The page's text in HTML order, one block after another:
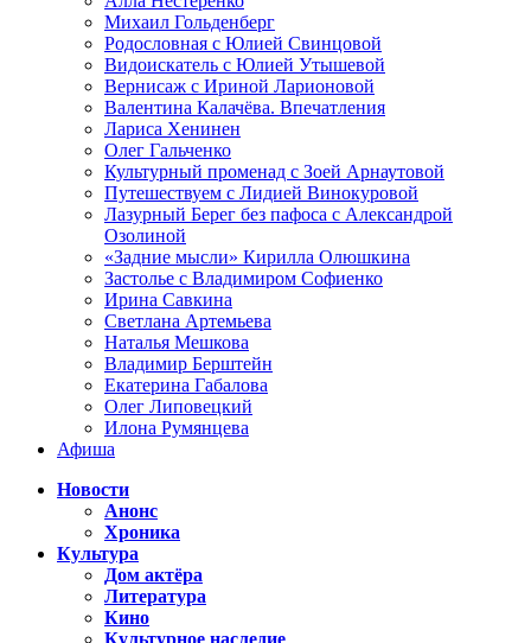
Михаил Гольденберг
Родословная с Юлией Свинцовой
Видоискатель с Юлией Утышевой
Вернисаж с Ириной Ларионовой
Валентина Калачёва. Впечатления
Лариса Хенинен
Олег Гальченко
Культурный променад с Зоей Арнаутовой
Путешествуем с Лидией Винокуровой
Лазурный Берег без пафоса с Александрой
Озолиной
«Задние мысли» Кирилла Олюшкина
Застолье с Владимиром Софиенко
Ирина Савкина
Светлана Артемьева
Наталья Мешкова
Владимир Берштейн
Екатерина Габалова
Олег Липовецкий
Илона Румянцева
Афиша
Новости
Анонс
Хроника
Культура
Дом актёра
Литература
Кино